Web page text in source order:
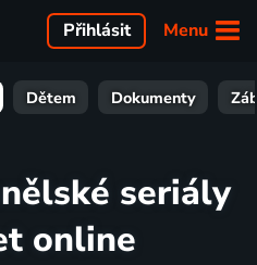
Menu
Přihlásit
Dětem Dokumenty
seriály
online